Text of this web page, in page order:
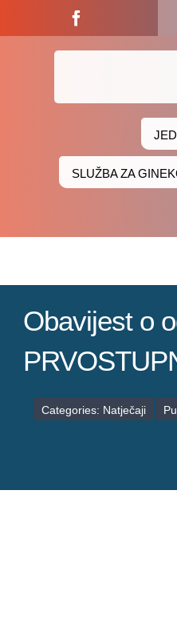
SLUŽBA ZA
Obavijest o
Categories: Natječaji